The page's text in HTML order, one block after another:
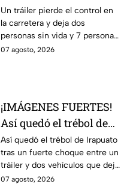
fall3cidas y 7
lesion4dos en
accid3nte carretero en
Irapuato; esto se sabe
Un tráiler pierde el control en
la carretera y deja dos
personas sin vida y 7 personas
más lesionadas.
07 agosto, 2026
¡IMÁGENES FUERTES!
Así quedó el trébol de
Irapuato tras aparatoso
choque; hay mu3rtos y
lesionados
Así quedó el trébol de Irapuato
tras un fuerte choque entre un
tráiler y dos vehículos que dejó
dos muertos y siete personas
07 agosto, 2026